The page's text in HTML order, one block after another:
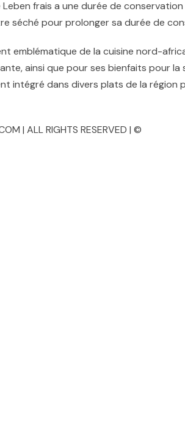
Leben frais a une durée de
séché pour prolonger sa durée de
emblématique de la cuisine nord-
ainsi que pour ses bienfaits pour
intégré dans divers plats de la région
| ALL RIGHTS RESERVED | ©